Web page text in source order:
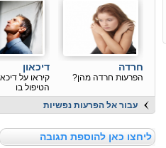
חרדה
הפרעות חרדה מהן?
דיכאון
קיראו על
הטיפול בו
עבור אל הפרעות נפשיות
ליחצו כאן להוספת תגובה